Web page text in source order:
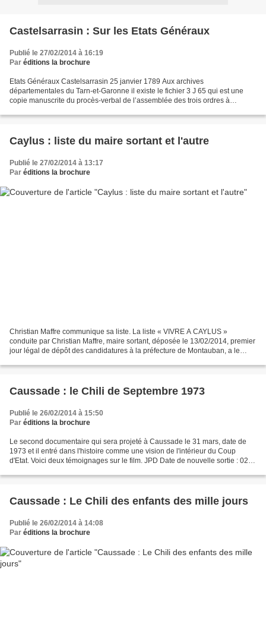
Castelsarrasin : Sur les Etats Généraux
Publié le 27/02/2014 à 16:19
Par éditions la brochure
Etats Généraux Castelsarrasin 25 janvier 1789 Aux archives
départementales du Tarn-et-Garonne il existe le fichier 3 J 65 qui est une
copie manuscrite du procès-verbal de l’assemblée des trois ordres à
Caylus : liste du maire sortant et l'autre
Publié le 27/02/2014 à 13:17
Par éditions la brochure
Christian Maffre communique sa liste. La liste « VIVRE A CAYLUS »
conduite par Christian Maffre, maire sortant, déposée le 13/02/2014, premier
jour légal de dépôt des candidatures à la préfecture de Montauban, a le
Caussade : le Chili de Septembre 1973
Publié le 26/02/2014 à 15:50
Par éditions la brochure
Le second documentaire qui sera projeté à Caussade le 31 mars, date de
1973 et il entré dans l'histoire comme une vision de l'intérieur du Coup
d'Etat. Voici deux témoignages sur le film. JPD Date de nouvelle sortie : 02
Caussade : Le Chili des enfants des mille jours
Publié le 26/02/2014 à 14:08
Par éditions la brochure